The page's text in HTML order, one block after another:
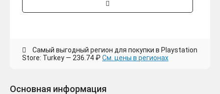
Самый выгодный регион для покупки в Playstation
Store: Turkey — 236.74 ₽ См. цены в регионах
Основная информация